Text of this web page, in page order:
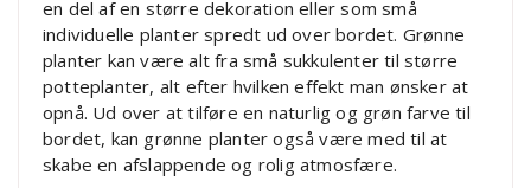
en del af en større dekoration eller som små
individuelle planter spredt ud over bordet. Grønne
planter kan være alt fra små sukkulenter til større
potteplanter, alt efter hvilken effekt man ønsker at
opnå. Ud over at tilføre en naturlig og grøn farve til
bordet, kan grønne planter også være med til at
skabe en afslappende og rolig atmosfære.